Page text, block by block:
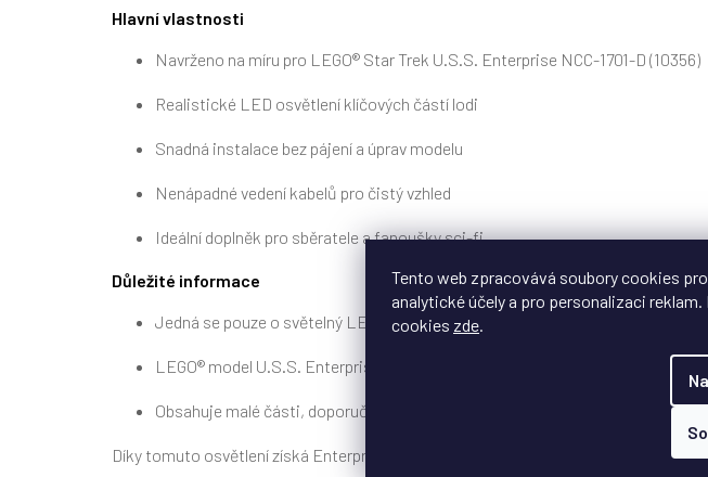
Tento web zpracovává soubory cookies
analytické účely a pro personalizaci
cookies zde
Hlavní vlastnosti
Navrženo na míru pro LEGO® Star Trek U.S.S. Enterprise NCC-1701-D (10356)
Realistické LED osvětlení klíčových částí lodi
Snadná instalace bez pájení a úprav modelu
Nenápadné vedení kabelů pro čistý vzhled
Ideální doplněk pro sběratele a fanoušky sci-fi
Důležité informace
Jedná se pouze o světelný LED kit
LEGO® model U.S.S. Enterprise NCC-1701-D (10356) není součástí balení
Obsahuje malé části, doporučeno pro dospělé uživatele
Díky tomuto osvětlení získá Enterprise D vzhled ikonické vesmírné lodi připravené k